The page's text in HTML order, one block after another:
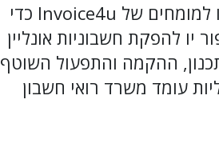
כדי להבין מה זה בדיוק רישיונות עסק ומי נדרש לאישור זה פנינו למומחים של Invoice4u כדי
להפקת חשבוניות אונליין
ההקמה והתפעול השוטף
עומד משרד רואי חשבון